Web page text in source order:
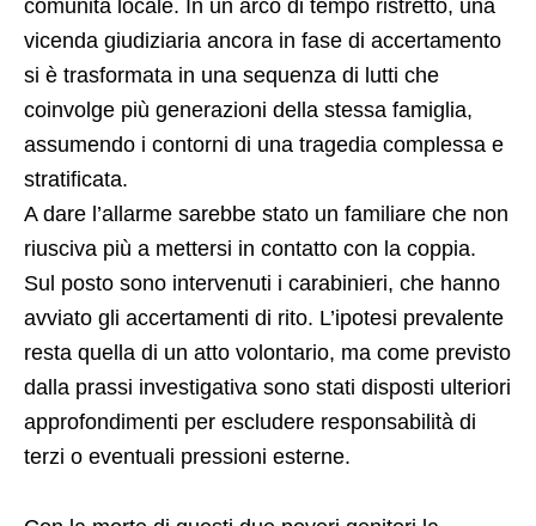
coinvolge più generazioni della stessa famiglia,
assumendo i contorni di una tragedia complessa e
stratificata.
A dare l’allarme sarebbe stato un familiare che non
riusciva più a mettersi in contatto con la coppia.
Sul posto sono intervenuti i carabinieri, che hanno
avviato gli accertamenti di rito. L’ipotesi prevalente
resta quella di un atto volontario, ma come previsto
dalla prassi investigativa sono stati disposti ulteriori
approfondimenti per escludere responsabilità di
terzi o eventuali pressioni esterne.
Con la morte di questi due poveri genitori la
vicenda supera la dimensione del singolo fatto di